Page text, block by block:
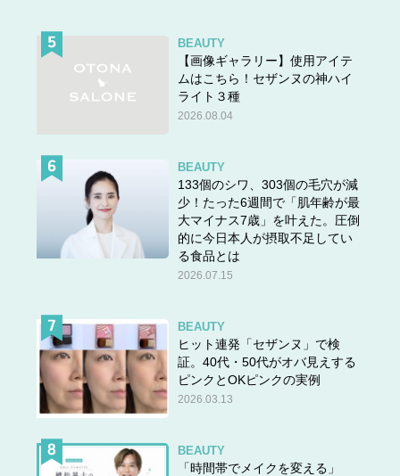
BEAUTY
【画像ギャラリー】使用アイテ
ムはこちら！セザンヌの神ハイ
ライト３種
2026.08.04
BEAUTY
133個のシワ、303個の毛穴が減
少！たった6週間で「肌年齢が最
大マイナス7歳」を叶えた。圧倒
的に今日本人が摂取不足してい
る食品とは
2026.07.15
BEAUTY
ヒット連発「セザンヌ」で検
証。40代・50代がオバ見えする
ピンクとOKピンクの実例
2026.03.13
BEAUTY
「時間帯でメイクを変える」